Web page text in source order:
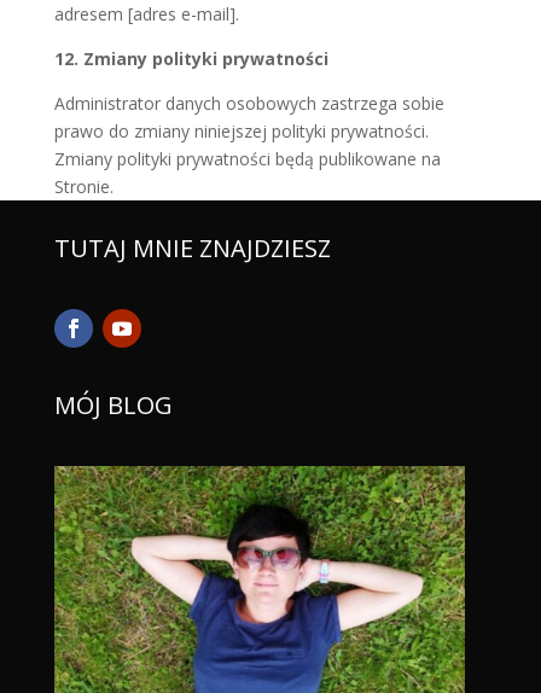
adresem [adres e-mail].
12. Zmiany polityki prywatności
Administrator danych osobowych zastrzega sobie
prawo do zmiany niniejszej polityki prywatności.
Zmiany polityki prywatności będą publikowane na
Stronie.
TUTAJ MNIE ZNAJDZIESZ
MÓJ BLOG